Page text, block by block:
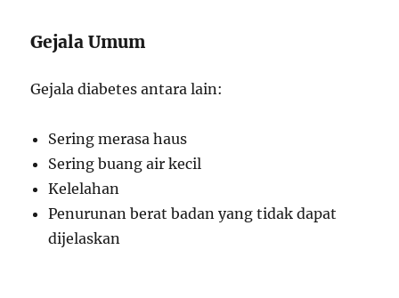
Gejala Umum
Gejala diabetes antara lain:
Sering merasa haus
Sering buang air kecil
Kelelahan
Penurunan berat badan yang tidak dapat
dijelaskan